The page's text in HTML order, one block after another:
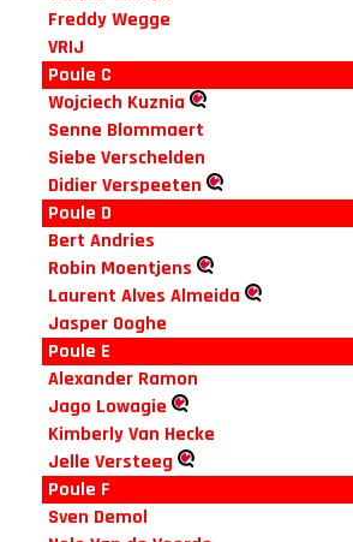
Freddy Wegge
VRIJ
Poule C
Wojciech Kuznia
Senne Blommaert
Siebe Verschelden
Didier Verspeeten
Poule D
Bert Andries
Robin Moentjens
Laurent Alves Almeida
Jasper Ooghe
Poule E
Alexander Ramon
Jago Lowagie
Kimberly Van Hecke
Jelle Versteeg
Poule F
Sven Demol